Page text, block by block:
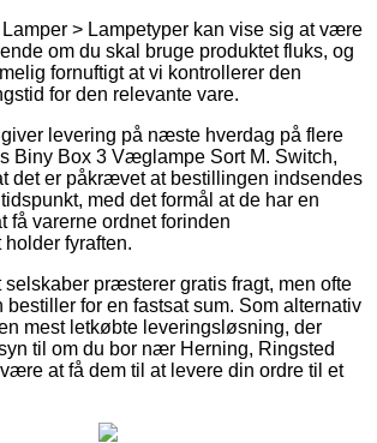
> Lampetyper kan vise sig at være
om du skal bruge produktet fluks, og
fornuftigt at vi kontrollerer den
for den relevante vare.
levering på næste hverdag på flere
Biny Box 3 Væglampe Sort M. Switch,
det er påkrævet at bestillingen indsendes
med det formål at de har en
få varerne ordnet forinden
fyraften.
præsterer gratis fragt, men ofte
bestiller for en fastsat sum. Som alternativ
mest letkøbte leveringsløsning, der
til om du bor nær Herning, Ringsted
at få dem til at levere din ordre til et